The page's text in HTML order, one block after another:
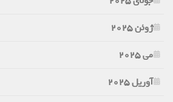
ژوئن 2025
می 2025
آوریل 2025